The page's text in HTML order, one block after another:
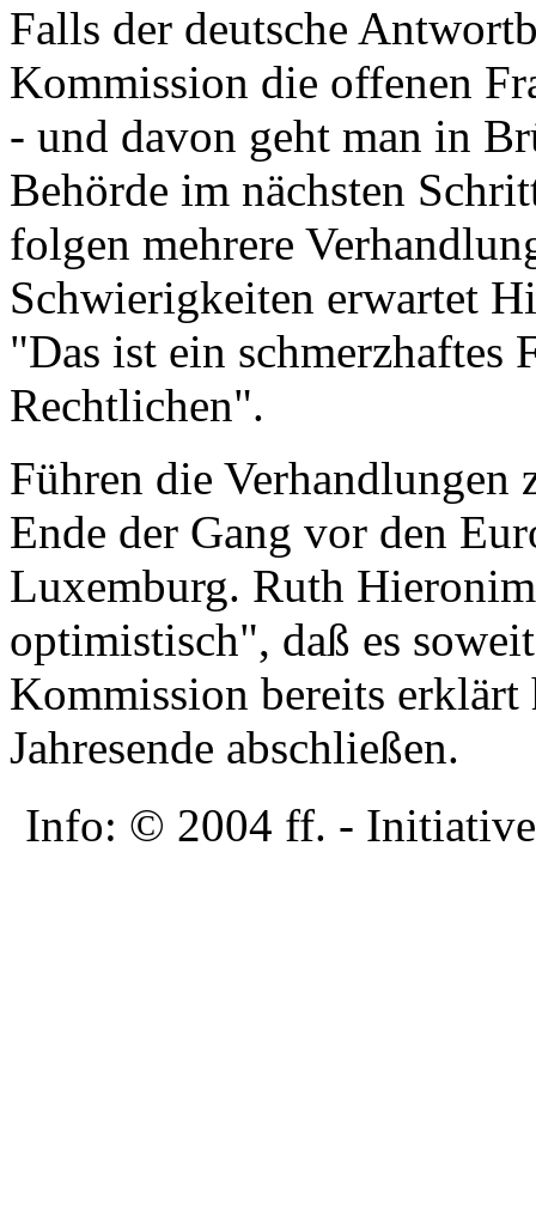
Falls der deutsche
Kommission die offenen
- und davon geht man in
Behörde im nächsten
folgen mehrere
Schwierigkeiten erwartet
"Das ist ein
Rechtlichen".
Führen die Verhandlungen
Ende der Gang vor den
Luxemburg. Ruth
optimistisch", daß es
Kommission bereits
Jahresende abschließen.
Info: © 2004 ff. -